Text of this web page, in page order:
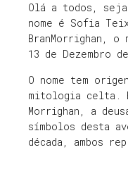
Olá a todos,
nome é Sofia
BranMorrighan, o
13 de Dezembro
O nome tem
mitologia celta.
Morrighan, a
símbolos desta
década, ambos